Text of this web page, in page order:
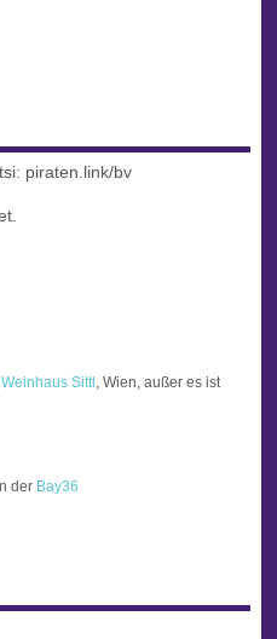
piraten.link/bv
Weinhaus Sittl , Wien, außer es ist
der Bay36